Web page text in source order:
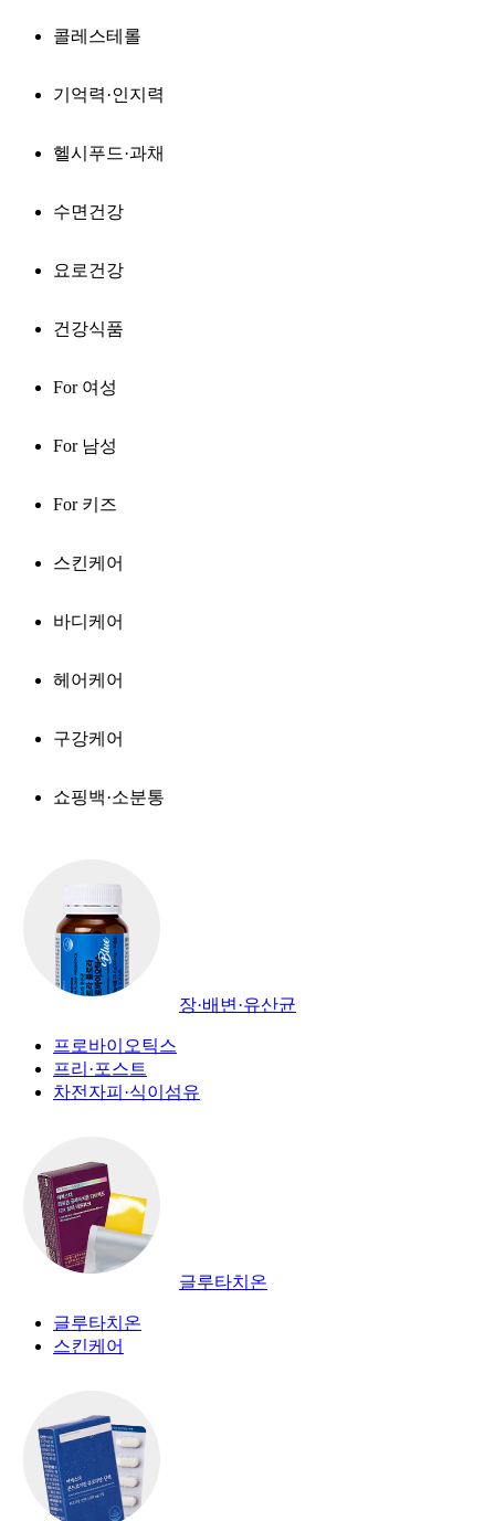
콜레스테롤
기억력·인지력
헬시푸드·과채
수면건강
요로건강
건강식품
For 여성
For 남성
For 키즈
스킨케어
바디케어
헤어케어
구강케어
쇼핑백·소분통
장·배변·유산균
프로바이오틱스
프리·포스트
차전자피·식이섬유
글루타치온
글루타치온
스킨케어